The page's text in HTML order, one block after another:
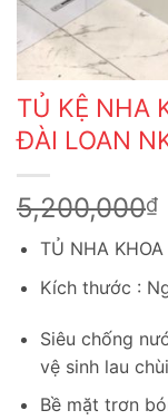
TỦ KỆ NHA
ĐÀI LOAN
5,200,000₫
TỦ NHA
Kích thước :
Siêu chống
vệ sinh lau
Bề mặt trơn